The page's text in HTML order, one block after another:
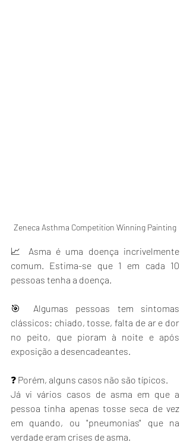
Zeneca Asthma Competition Winning Painting
📈 Asma é uma doença incrivelmente
comum. Estima-se que 1 em cada 10
pessoas tenha a doença.
🎯 Algumas pessoas tem sintomas
clássicos: chiado, tosse, falta de ar e dor
no peito, que pioram à noite e após
exposição a desencadeantes.
❓ Porém, alguns casos não são típicos.
Já vi vários casos de asma em que a
pessoa tinha apenas tosse seca de vez
em quando, ou "pneumonias" que na
verdade eram crises de asma.